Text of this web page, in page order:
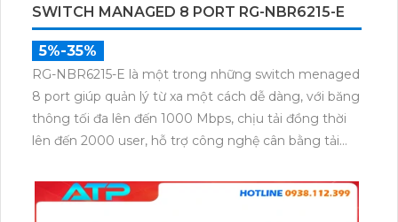
SWITCH MANAGED 8 PORT RG-NBR6215-E
5%-35%
RG-NBR6215-E là một trong những switch menaged
8 port giúp quản lý từ xa một cách dễ dàng, với băng
thông tối đa lên đến 1000 Mbps, chịu tải đồng thời
lên đến 2000 user, hỗ trợ công nghệ cân bằng tải
0 đến 40 độ c